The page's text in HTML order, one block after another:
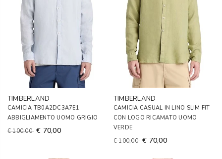
TIMBERLAND
CAMICIA TB0A2DC3A7E1
ABBIGLIAMENTO UOMO GRIGIO
€ 100,00 € 70,00
TIMBERLAND
CAMICIA CASUAL IN LINO SLIM FIT
CON LOGO RICAMATO UOMO
VERDE
€ 100,00 € 70,00